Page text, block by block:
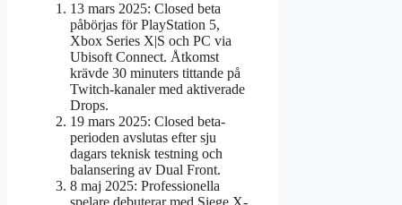
13 mars 2025: Closed beta
påbörjas för PlayStation 5,
Xbox Series X|S och PC via
Ubisoft Connect. Åtkomst
krävde 30 minuters tittande på
Twitch-kanaler med aktiverade
Drops.
19 mars 2025: Closed beta-
perioden avslutas efter sju
dagars teknisk testning och
balansering av Dual Front.
8 maj 2025: Professionella